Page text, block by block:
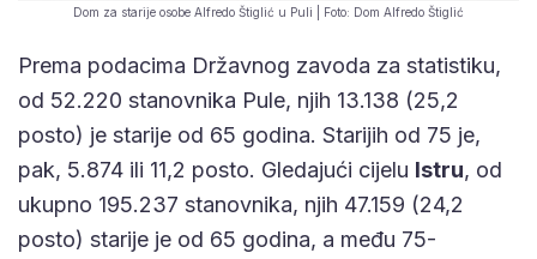
Dom za starije osobe Alfredo Štiglić u Puli | Foto: Dom Alfredo Štiglić
Prema podacima Državnog zavoda za statistiku,
od 52.220 stanovnika Pule, njih 13.138 (25,2
posto) je starije od 65 godina. Starijih od 75 je,
pak, 5.874 ili 11,2 posto. Gledajući cijelu Istru, od
ukupno 195.237 stanovnika, njih 47.159 (24,2
posto) starije je od 65 godina, a među 75-